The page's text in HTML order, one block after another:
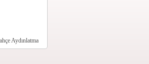
Aydınlatma